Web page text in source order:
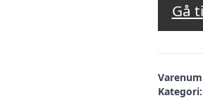
Gå
Kategori: